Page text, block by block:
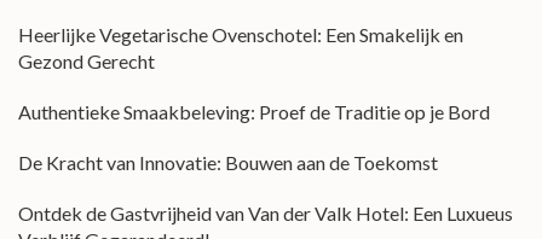
Heerlijke Vegetarische Ovenschotel: Een Smakelijk en
Gezond Gerecht
Authentieke Smaakbeleving: Proef de Traditie op je Bord
De Kracht van Innovatie: Bouwen aan de Toekomst
Ontdek de Gastvrijheid van Van der Valk Hotel: Een Luxueus